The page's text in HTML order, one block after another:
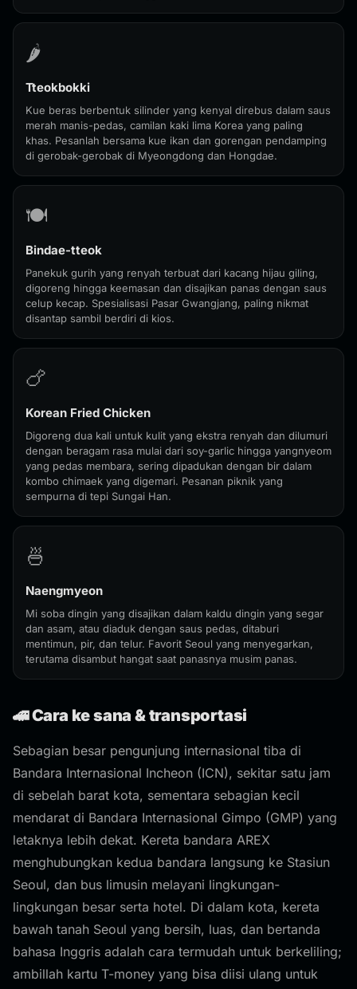
🌶️
Tteokbokki
Kue beras berbentuk silinder yang kenyal direbus dalam saus
merah manis-pedas, camilan kaki lima Korea yang paling
khas. Pesanlah bersama kue ikan dan gorengan pendamping
di gerobak-gerobak di Myeongdong dan Hongdae.
🍽️
Bindae-tteok
Panekuk gurih yang renyah terbuat dari kacang hijau giling,
digoreng hingga keemasan dan disajikan panas dengan saus
celup kecap. Spesialisasi Pasar Gwangjang, paling nikmat
disantap sambil berdiri di kios.
🍗
Korean Fried Chicken
Digoreng dua kali untuk kulit yang ekstra renyah dan dilumuri
dengan beragam rasa mulai dari soy-garlic hingga yangnyeom
yang pedas membara, sering dipadukan dengan bir dalam
kombo chimaek yang digemari. Pesanan piknik yang
sempurna di tepi Sungai Han.
🍜
Naengmyeon
Mi soba dingin yang disajikan dalam kaldu dingin yang segar
dan asam, atau diaduk dengan saus pedas, ditaburi
mentimun, pir, dan telur. Favorit Seoul yang menyegarkan,
terutama disambut hangat saat panasnya musim panas.
🚄 Cara ke sana & transportasi
Sebagian besar pengunjung internasional tiba di
Bandara Internasional Incheon (ICN), sekitar satu jam
di sebelah barat kota, sementara sebagian kecil
mendarat di Bandara Internasional Gimpo (GMP) yang
letaknya lebih dekat. Kereta bandara AREX
menghubungkan kedua bandara langsung ke Stasiun
Seoul, dan bus limusin melayani lingkungan-
lingkungan besar serta hotel. Di dalam kota, kereta
bawah tanah Seoul yang bersih, luas, dan bertanda
bahasa Inggris adalah cara termudah untuk berkeliling;
ambillah kartu T-money yang bisa diisi ulang untuk